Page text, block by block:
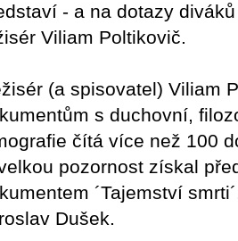
- a na dotazy
Viliam Poltikovič.
(a spisovatel) Viliam
s duchovní,
čítá více než 100
pozornost získal
´Tajemství
Dušek.